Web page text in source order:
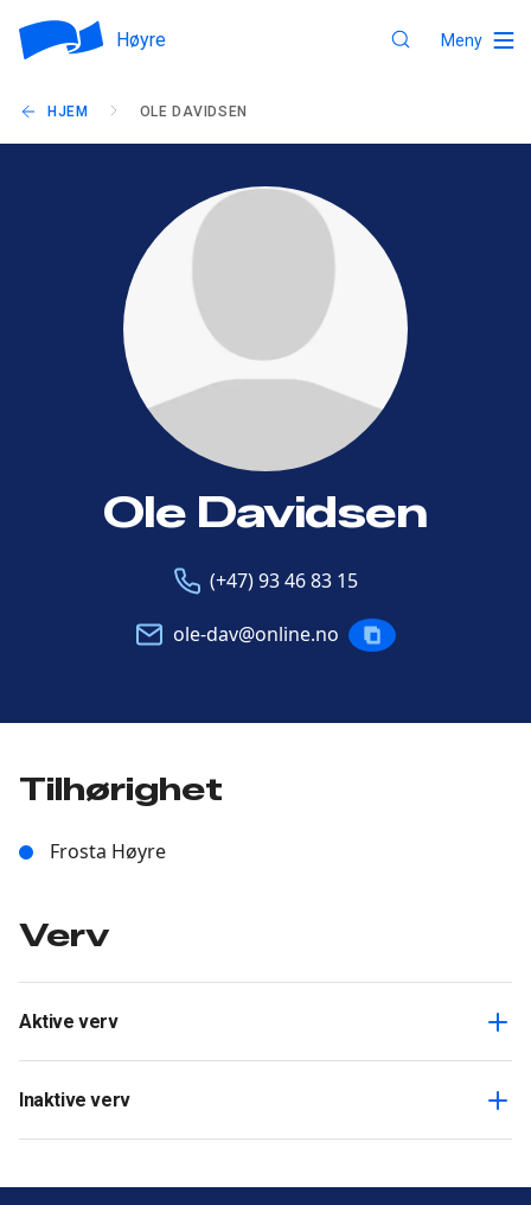
Høyre Meny
HJEM OLE DAVIDSEN
Ole Davidsen
(+47) 93 46 83 15
ole-dav@online.no
KOPIERE
POST
Tilhørighet
Frosta Høyre
Verv
Aktive verv
Inaktive verv